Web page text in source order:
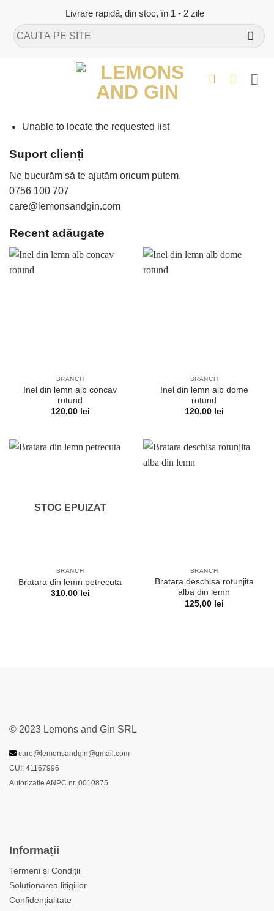
content
Livrare rapidă, din stoc, în 1 - 2 zile
Caută
după:
Unable to locate the requested list
Suport clienți
Ne bucurăm să te ajutăm oricum putem.
0756 100 707
care@lemonsandgin.com
Recent adăugate
BRANCH
Inel din lemn alb concav
rotund
120,00 lei
BRANCH
Inel din lemn alb dome
rotund
120,00 lei
STOC EPUIZAT
BRANCH
Bratara din lemn petrecuta
310,00 lei
BRANCH
Bratara deschisa rotunjita
alba din lemn
125,00 lei
© 2023 Lemons and Gin SRL
care@lemonsandgin@gmail.com
CUI: 41167996
Autorizatie ANPC nr. 0010875
Informații
Termeni și Condiții
Soluționarea litigiilor
Confidențialitate